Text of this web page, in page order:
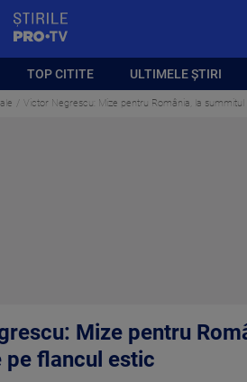
TOP CITITE ULTIMELE ȘTIRI
Victor Negrescu: Mize pentru România, la
Mize pentru
flancul estic